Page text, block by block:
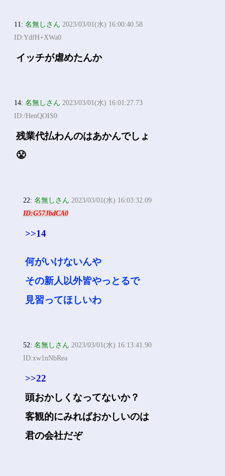
11:名無しさん 2023/03/01(水) 16:00:40.58
ID:YdfH+XWa0
イッチが虐めたんか
14:名無しさん 2023/03/01(水) 16:01:27.73
ID:/HenQOIS0
残業代払わんのはあかんでしょ
😤
22:名無しさん 2023/03/01(水) 16:03:32.09
ID:G57JbdCA0
>>14
何がいけないんや
その新人以外皆やっとるで
見習ってほしいわ
52:名無しさん 2023/03/01(水) 16:13:41.90
ID:xw1nNbRea
>>22
頭おかしくなってないか？
客観的にみればおかしいのは
君の会社だぞ